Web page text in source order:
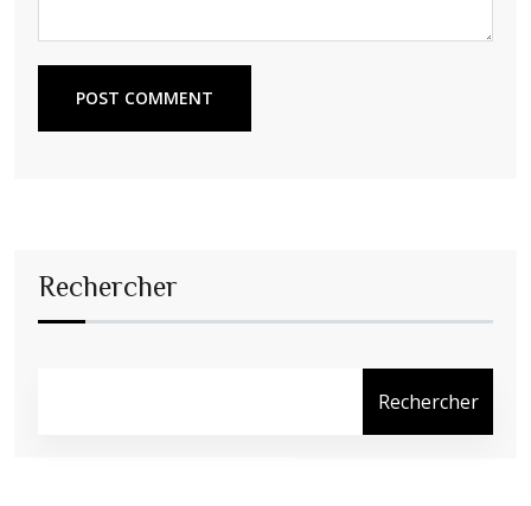
POST COMMENT
Rechercher
Rechercher